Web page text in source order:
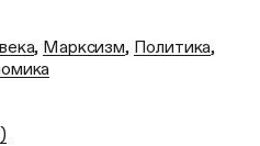
, Марксизм, Политика,